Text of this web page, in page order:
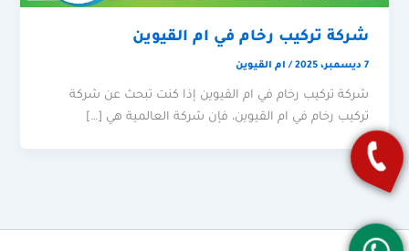
شركة تركيب رخام في ام القيوين
7 ديسمبر، 2025 / ام القيوين
شركة تركيب رخام في ام القيوين إذا كنت تبحث عن شركة
تركيب رخام في ام القيوين، فإن شركة العالمية هي […]